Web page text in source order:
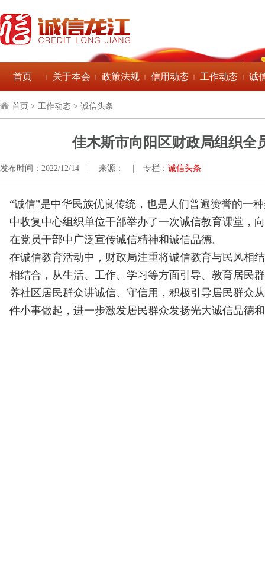
首页 | 关于本会 | 政策法规 | 信用动态 | 工作动态 | 诚
首页 > 工作动态 > 诚信头条
佳木斯市向阳区财政局组织全
发布时间：2022/12/14 来源： 专栏： 诚信头条
“诚信”是中华民族优良传统，也是人们普遍赞誉的一
中收复中心组织单位干部举办了一次诚信教育课堂，
在党员干部中广泛宣传诚信精神和诚信品德。
在诚信教育活动中，财政局注重将诚信教育与民风相
相结合，从生活、工作、学习等方面引导、教育居民
养社区居民群众讲诚信、守信用，积极引导居民群众
件小事做起，进一步激发居民群众发扬光大诚信品德